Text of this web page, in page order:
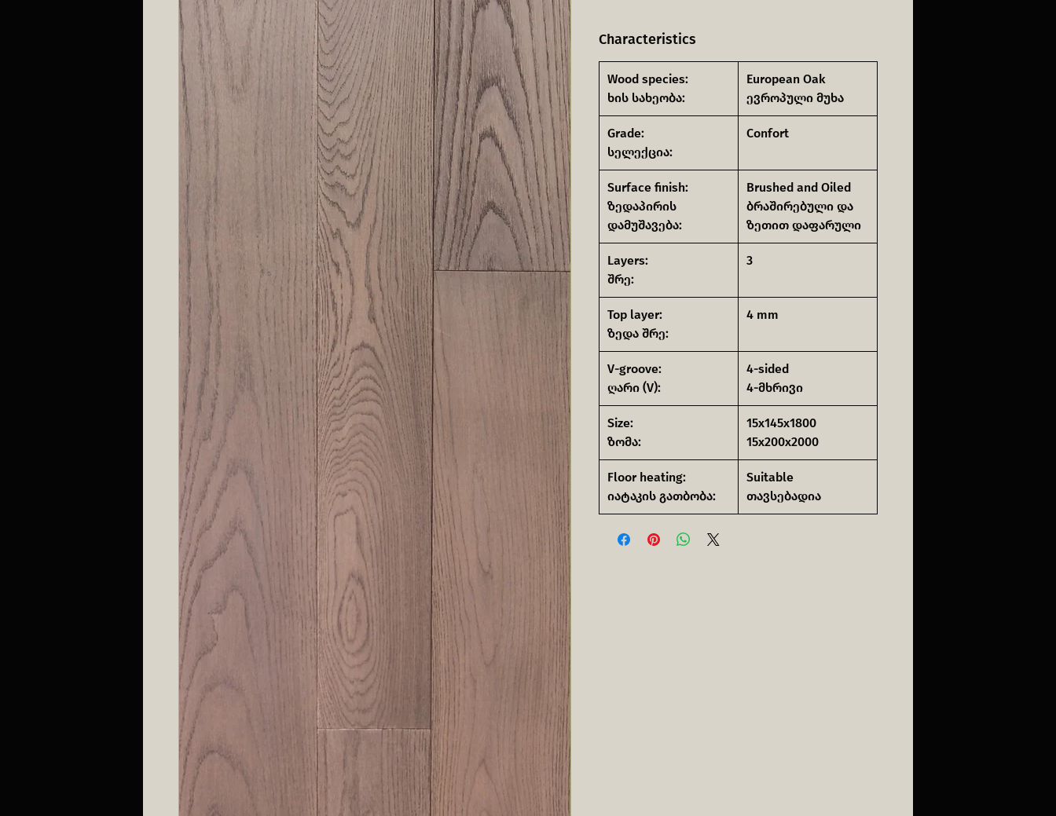
Characteristics
Wood species:
ხის სახეობა:
European Oak
ევროპული მუხა
Grade:
სელექცია:
Confort
Surface finish:
ზედაპირის
დამუშავება:
Brushed and Oiled
ბრაშირებული და
ზეთით დაფარული
Layers:
შრე:
3
Top layer:
ზედა შრე:
4 mm
V-groove:
ღარი (V):
4-sided
4-მხრივი
Size:
ზომა:
15x145x1800
15x200x2000
Floor heating:
იატაკის გათბობა:
Suitable
თავსებადია